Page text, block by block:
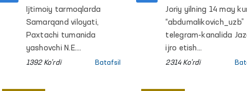
Ijtimoiy tarmoqlarda
Samarqand viloyati,
Paxtachi tumanida
yashovchi N.E.
profilaktika inspektori
1392 Ko'rdi Batafsil
YOTIBMIZ. 6 ta
ODAM TEPADA 3
tasi POLDA.”
bo‘yicha
Ombudsman
Joriy yilning 14 may
“abdumalikovich_uzb”
telegram-kanalida
ijro etish
departamentining
2314 Ko'rdi